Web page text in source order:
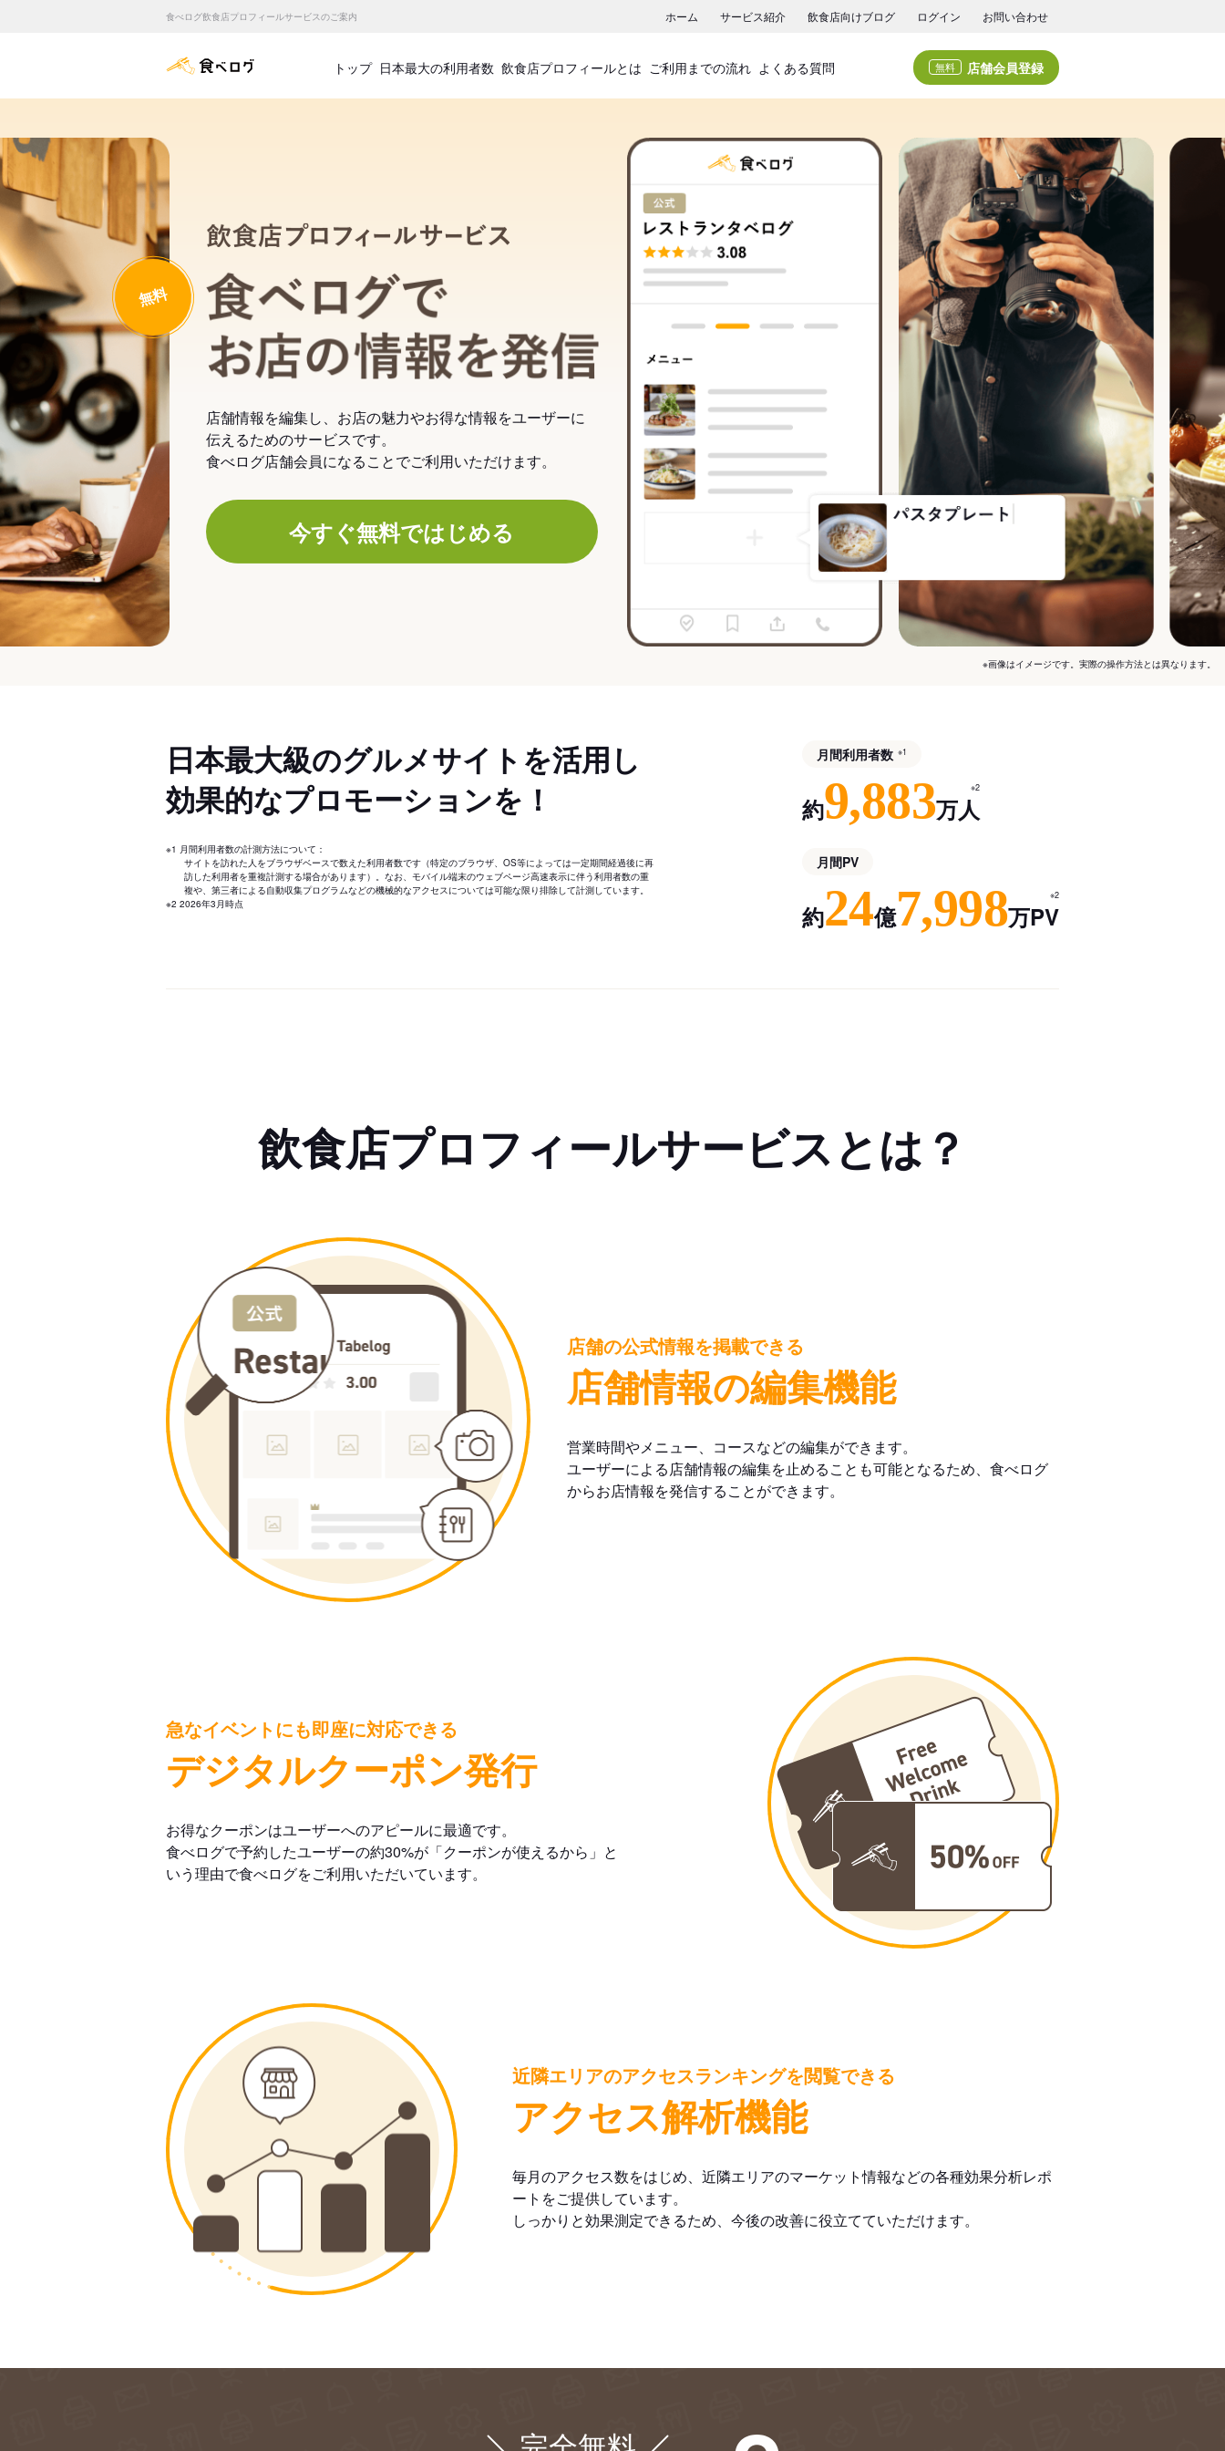
食べログ飲食店プロフィールサービスのご案内 ホーム サービス紹介 飲食店向けブログ ログイン お問い合わせ
食べログ店舗管理画面
トップ 日本最大の利用者数 飲食店プロフィールとは ご利用までの流れ よくある質問 無料 店舗会員登録
飲食店プロフィールサービス
食べログでお店の情報を発信
無料
店舗情報を編集し、お店の魅力やお得な情報をユーザーに
伝えるためのサービスです。
食べログ店舗会員になることでご利用いただけます。
今すぐ無料ではじめる
※画像はイメージです。実際の操作方法とは異なります。
日本最大級のグルメサイトを活用し
効果的なプロモーションを！
※1 月間利用者数の計測方法について：
サイトを訪れた人をブラウザベースで数えた利用者数です（特定のブラウザ、OS等によっては一定期間経過後に再
訪した利用者を重複計測する場合があります）。なお、モバイル端末のウェブページ高速表示に伴う利用者数の重
複や、第三者による自動収集プログラムなどの機械的なアクセスについては可能な限り排除して計測しています。
※2 2026年3月時点
月間利用者数 ※1
約9,883万人
※2
月間PV
約24億7,998万PV
※2
飲食店プロフィールサービスとは？
店舗の公式情報を掲載できる
店舗情報の編集機能
営業時間やメニュー、コースなどの編集ができます。
ユーザーによる店舗情報の編集を止めることも可能となるため、食べログ
からお店情報を発信することができます。
急なイベントにも即座に対応できる
デジタルクーポン発行
お得なクーポンはユーザーへのアピールに最適です。
食べログで予約したユーザーの約30%が「クーポンが使えるから」と
いう理由で食べログをご利用いただいています。
近隣エリアのアクセスランキングを閲覧できる
アクセス解析機能
毎月のアクセス数をはじめ、近隣エリアのマーケット情報などの各種効果分析レポ
ートをご提供しています。
しっかりと効果測定できるため、今後の改善に役立てていただけます。